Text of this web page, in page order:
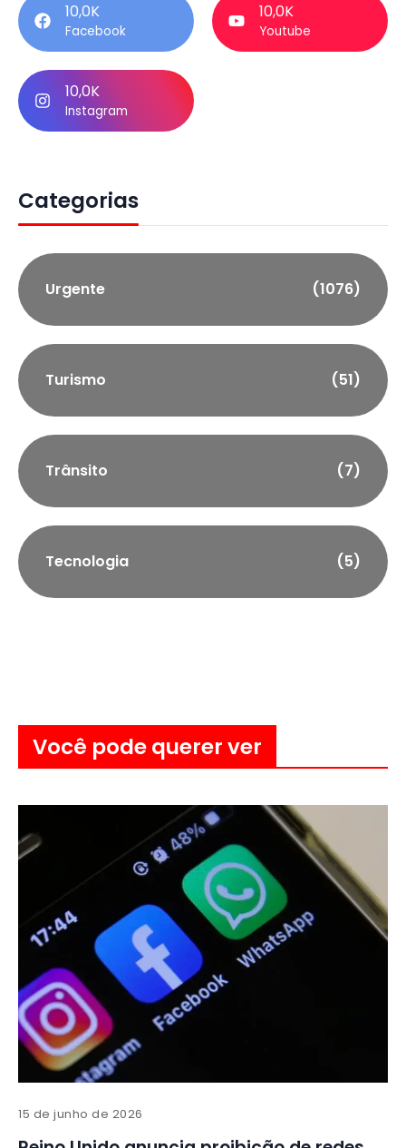
10,0K
Facebook
10,0K
Youtube
10,0K
Instagram
Categorias
Urgente (1076)
Turismo (51)
Trânsito (7)
Tecnologia (5)
Você pode querer ver
15 de junho de 2026